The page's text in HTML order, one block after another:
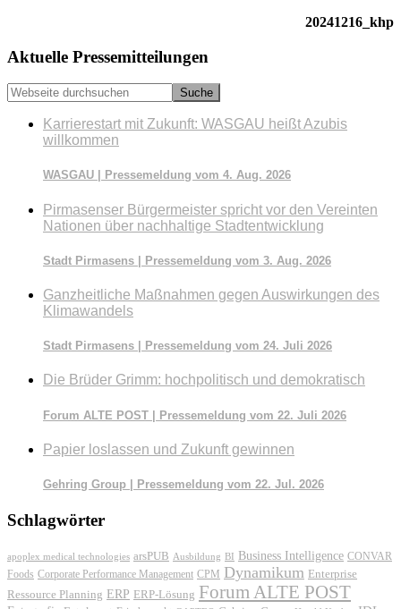
20241216_khp
Seitenspalte
Aktuelle Pressemitteilungen
Webseite
durchsuchen
Karrierestart mit Zukunft: WASGAU heißt Azubis
willkommen
WASGAU | Pressemeldung vom 4. Aug. 2026
Pirmasenser Bürgermeister spricht vor den Vereinten
Nationen über nachhaltige Stadtentwicklung
Stadt Pirmasens | Pressemeldung vom 3. Aug. 2026
Ganzheitliche Maßnahmen gegen Auswirkungen des
Klimawandels
Stadt Pirmasens | Pressemeldung vom 24. Juli 2026
Die Brüder Grimm: hochpolitisch und demokratisch
Forum ALTE POST | Pressemeldung vom 22. Juli 2026
Papier loslassen und Zukunft gewinnen
Gehring Group | Pressemeldung vom 22. Jul. 2026
Schlagwörter
apoplex medical technologies arsPUB Ausbildung BI Business Intelligence CONVAR
Foods Corporate Performance Management CPM Dynamikum Enterprise
Ressource Planning ERP ERP-Lösung Forum ALTE POST